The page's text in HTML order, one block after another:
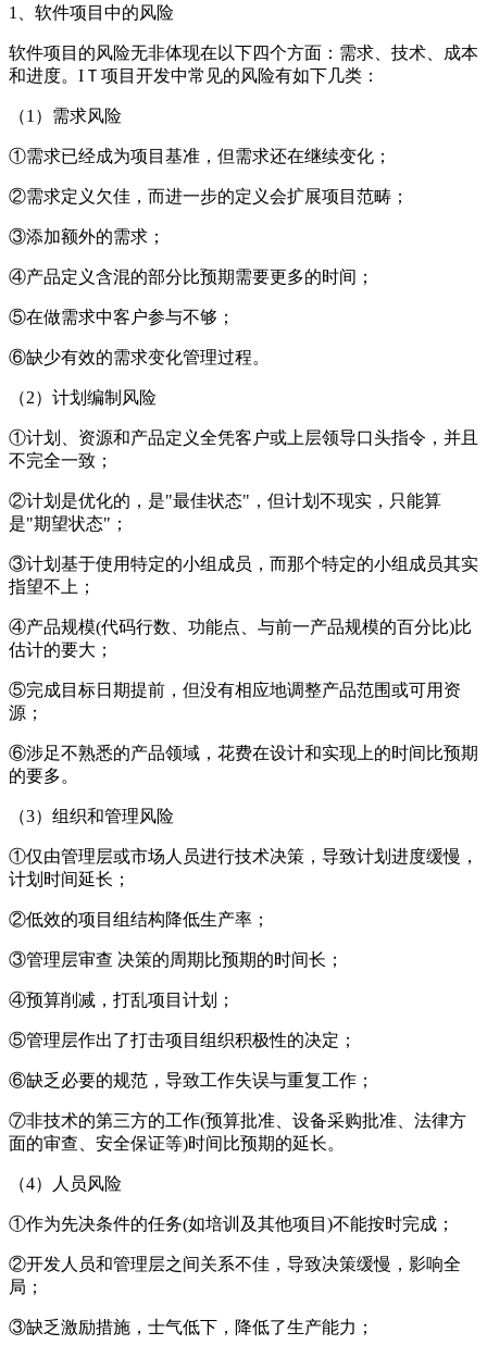
1、软件项目中的风险
软件项目的风险无非体现在以下四个方面：需求、技术、成本
和进度。IＴ项目开发中常见的风险有如下几类：
（1）需求风险
①需求已经成为项目基准，但需求还在继续变化；
②需求定义欠佳，而进一步的定义会扩展项目范畴；
③添加额外的需求；
④产品定义含混的部分比预期需要更多的时间；
⑤在做需求中客户参与不够；
⑥缺少有效的需求变化管理过程。
（2）计划编制风险
①计划、资源和产品定义全凭客户或上层领导口头指令，并且
不完全一致；
②计划是优化的，是"最佳状态"，但计划不现实，只能算
是"期望状态"；
③计划基于使用特定的小组成员，而那个特定的小组成员其实
指望不上；
④产品规模(代码行数、功能点、与前一产品规模的百分比)比
估计的要大；
⑤完成目标日期提前，但没有相应地调整产品范围或可用资
源；
⑥涉足不熟悉的产品领域，花费在设计和实现上的时间比预期
的要多。
（3）组织和管理风险
①仅由管理层或市场人员进行技术决策，导致计划进度缓慢，
计划时间延长；
②低效的项目组结构降低生产率；
③管理层审查 决策的周期比预期的时间长；
④预算削减，打乱项目计划；
⑤管理层作出了打击项目组织积极性的决定；
⑥缺乏必要的规范，导致工作失误与重复工作；
⑦非技术的第三方的工作(预算批准、设备采购批准、法律方
面的审查、安全保证等)时间比预期的延长。
（4）人员风险
①作为先决条件的任务(如培训及其他项目)不能按时完成；
②开发人员和管理层之间关系不佳，导致决策缓慢，影响全
局；
③缺乏激励措施，士气低下，降低了生产能力；